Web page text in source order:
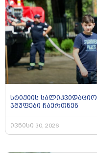
სტიქიის
ჯგუფები ჩაერთნენ
ივნისი 30, 2026